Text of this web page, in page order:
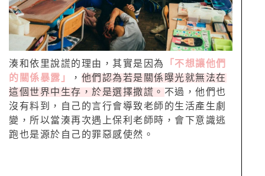
湊和依里說謊的理由，其實是因為
「不想讓他們
的關係暴露」
， 他們認為若是關係曝光就無法在
這個世界中生存，於是選擇撒謊。 不過，他們也
沒有料到，自己的言行會導致老師的生活產生劇
變，所以當湊再次遇上保利老師時，會下意識逃
跑也是源於自己的罪惡感使然。